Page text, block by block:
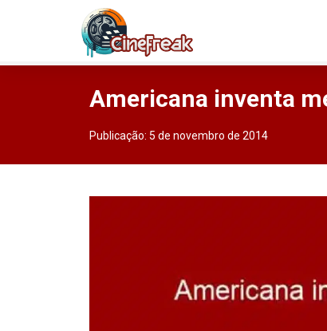
Americana inventa
Publicação: 5 de novembro de 2014